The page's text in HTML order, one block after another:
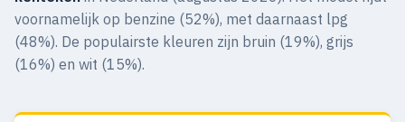
voornamelijk op benzine (52%), met daarnaast lpg
(48%). De populairste kleuren zijn bruin (19%), grijs
(16%) en wit (15%).